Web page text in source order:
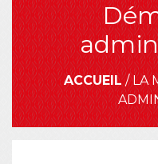
ACCUEIL/LA